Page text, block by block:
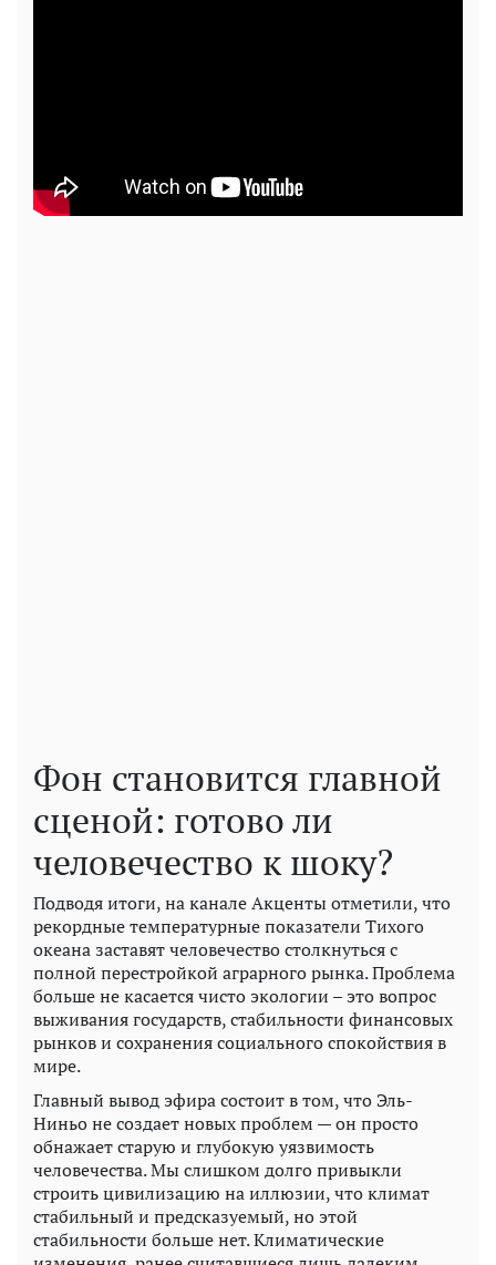
Фон становится главной
сценой: готово ли
человечество к шоку?
Подводя итоги, на канале Акценты отметили, что
рекордные температурные показатели Тихого
океана заставят человечество столкнуться с
полной перестройкой аграрного рынка. Проблема
больше не касается чисто экологии – это вопрос
выживания государств, стабильности финансовых
рынков и сохранения социального спокойствия в
мире.
Главный вывод эфира состоит в том, что Эль-
Ниньо не создает новых проблем — он просто
обнажает старую и глубокую уязвимость
человечества. Мы слишком долго привыкли
строить цивилизацию на иллюзии, что климат
стабильный и предсказуемый, но этой
стабильности больше нет. Климатические